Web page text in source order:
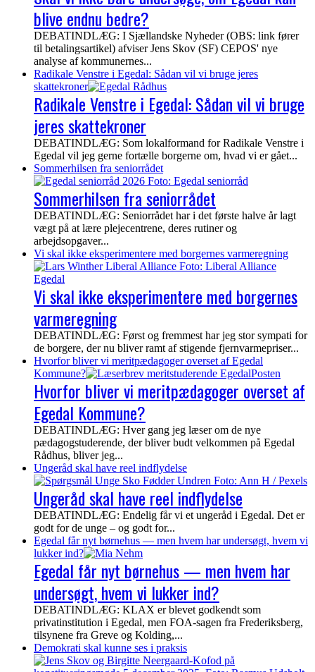
blive endnu bedre?
DEBATINDLÆG: I Sjællandske Nyheder (OBS: link fører
til betalingsartikel) afviser Jens Skov (SF) CEPOS' nye
analyse af kommunernes...
Radikale Venstre i Egedal: Sådan vil vi bruge jeres
skattekroner
Radikale Venstre i Egedal: Sådan vil vi bruge
jeres skattekroner
DEBATINDLÆG: Som lokalformand for Radikale Venstre i
Egedal vil jeg gerne fortælle borgerne om, hvad vi er gået...
Sommerhilsen fra seniorrådet
Sommerhilsen fra seniorrådet
DEBATINDLÆG: Seniorrådet har i det første halve år lagt
vægt på at lære plejecentrene, deres rutiner og
arbejdsopgaver...
Vi skal ikke eksperimentere med borgernes varmeregning
Vi skal ikke eksperimentere med borgernes
varmeregning
DEBATINDLÆG: Først og fremmest har jeg stor sympati for
de borgere, der nu bliver ramt af stigende fjernvarmepriser...
Hvorfor bliver vi meritpædagoger overset af Egedal
Kommune?
Hvorfor bliver vi meritpædagoger overset af
Egedal Kommune?
DEBATINDLÆG: Hver gang jeg læser om de nye
pædagogstuderende, der bliver budt velkommen på Egedal
Rådhus, bliver jeg...
Ungeråd skal have reel indflydelse
Ungeråd skal have reel indflydelse
DEBATINDLÆG: Endelig får vi et ungeråd i Egedal. Det er
godt for de unge – og godt for...
Egedal får nyt børnehus — men hvem har undersøgt, hvem vi
lukker ind?
Egedal får nyt børnehus — men hvem har
undersøgt, hvem vi lukker ind?
DEBATINDLÆG: KLAX er blevet godkendt som
privatinstitution i Egedal, men FOA-sagen fra Frederiksberg,
tilsynene fra Greve og Kolding,...
Demokrati skal kunne ses i praksis